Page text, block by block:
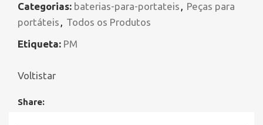
Categorias: baterias-para-portateis , Peças para
portáteis , Todos os Produtos
Etiqueta: PM
Voltistar
Share: